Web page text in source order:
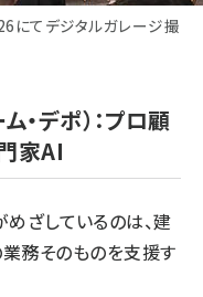
にてデジタルガレージ撮
デポ）：プロ顧
家AI
ざしているのは、建
務そのものを支援す